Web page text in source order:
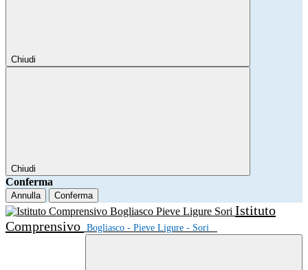
Chiudi
Chiudi
Conferma
Annulla Conferma
Istituto
Comprensivo Bogliasco - Pieve Ligure - Sori